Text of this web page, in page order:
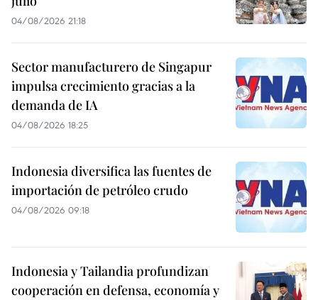
04/08/2026 21:18
Sector manufacturero de Singapur
impulsa crecimiento gracias a la
demanda de IA
04/08/2026 18:25
Indonesia diversifica las fuentes de
importación de petróleo crudo
04/08/2026 09:18
Indonesia y Tailandia profundizan
cooperación en defensa, economía y